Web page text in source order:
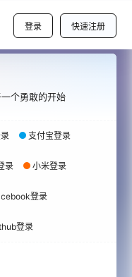
登录 快速注册
个勇敢的开始
支付宝登录
录 小米登录
登录
登录